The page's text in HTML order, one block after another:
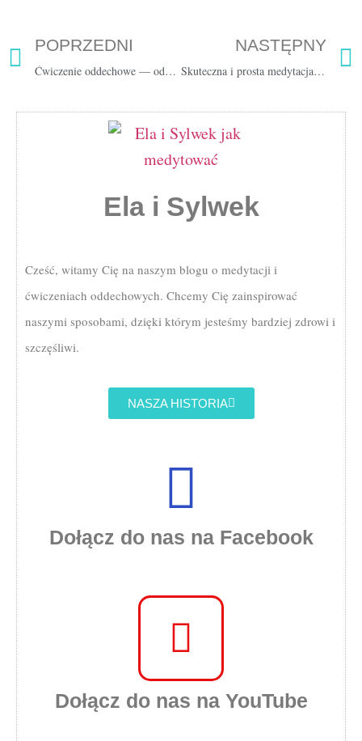
POPRZEDNI
Ćwiczenie oddechowe — odpuść napięcia i zrelaksuj się ? [5 min]
NASTĘPNY
Skuteczna i prosta medytacja [zrelaksuj się w 5 minut]
Ela i Sylwek
Cześć, witamy Cię na naszym blogu o medytacji i
ćwiczeniach oddechowych. Chcemy Cię zainspirować
naszymi sposobami, dzięki którym jesteśmy bardziej zdrowi i
szczęśliwi.
NASZA HISTORIA
Dołącz do nas na Facebook
Dołącz do nas na YouTube